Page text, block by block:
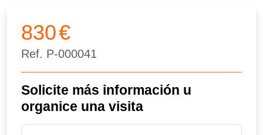
830€
Ref. P-000041
Solicite más información u
organice una visita